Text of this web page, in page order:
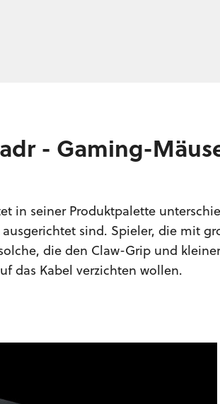
- Gaming-
in seiner Produktpalette
sind. Spieler, die mit
die den Claw-Grip und
das Kabel verzichten wollen.